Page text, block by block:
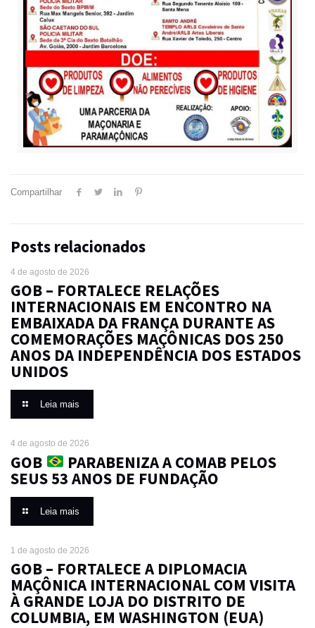
Compartilhar
Posts relacionados
4 de agosto de 2026
GOB – FORTALECE RELAÇÕES
INTERNACIONAIS EM ENCONTRO NA
EMBAIXADA DA FRANÇA DURANTE AS
COMEMORAÇÕES MAÇÔNICAS DOS 250
ANOS DA INDEPENDÊNCIA DOS ESTADOS
UNIDOS
Leia mais
4 de agosto de 2026
GOB PARABENIZA A COMAB PELOS
SEUS 53 ANOS DE FUNDAÇÃO
Leia mais
1 de agosto de 2026
GOB – FORTALECE A DIPLOMACIA
MAÇÔNICA INTERNACIONAL COM VISITA
À GRANDE LOJA DO DISTRITO DE
COLUMBIA, EM WASHINGTON (EUA)